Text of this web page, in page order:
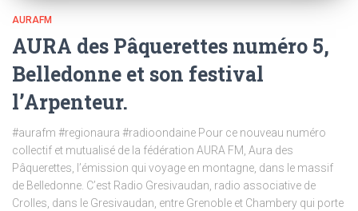
AURAFM
AURA des Pâquerettes numéro 5,
Belledonne et son festival
l’Arpenteur.
#aurafm #regionaura #radioondaine Pour ce nouveau numéro
collectif et mutualisé de la fédération AURA FM, Aura des
Pâquerettes, l’émission qui voyage en montagne, dans le massif
de Belledonne. C’est Radio Gresivaudan, radio associative de
Crolles, dans le Gresivaudan, entre Grenoble et Chambery qui porte